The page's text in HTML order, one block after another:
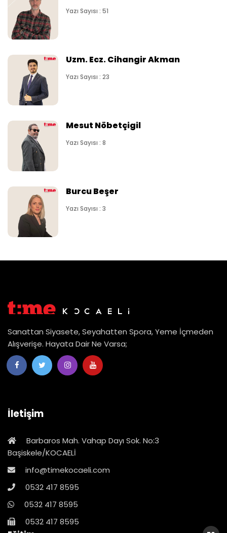
Yazı Sayısı : 51
Uzm. Ecz. Cihangir Akman
Yazı Sayısı : 23
Mesut Nöbetçigil
Yazı Sayısı : 8
Burcu Beşer
Yazı Sayısı : 3
Sanattan Siyasete, Seyahatten Spora, Yeme İçmeden
Alışverişe. Hayata Dair Ne Varsa;
İletişim
Barbaros Mah. Vahap Dayı Sok. No:3
Başiskele/KOCAELİ
info@timekocaeli.com
0532 417 8595
0532 417 8595
0532 417 8595